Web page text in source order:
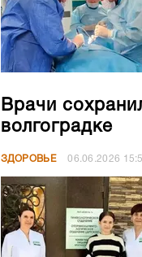
Врачи
волгоградке
ЗДОРОВЬЕ 06.06.2026